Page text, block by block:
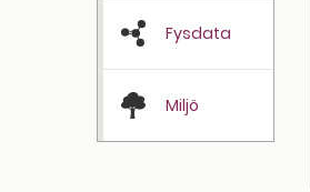
Fysdata
Miljö